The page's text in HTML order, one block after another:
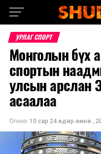
УРЛАГ СПОРТ
Монголын бүх
спортын
улсын арслан
асаалаа
Огноо: 10 сар 24 өдөр.өмнө ,